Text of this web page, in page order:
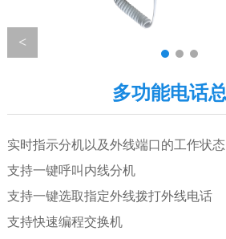
多功能电话
实时指示分机以及外线端口的工作状态
支持一键呼叫内线分机
支持一键选取指定外线拨打外线电话
支持快速编程交换机